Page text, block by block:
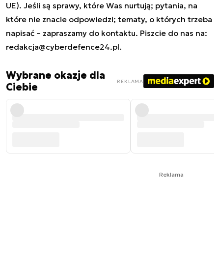
UE). Jeśli są sprawy, które Was nurtują; pytania, na
które nie znacie odpowiedzi; tematy, o których trzeba
napisać – zapraszamy do kontaktu. Piszcie do nas na:
redakcja@cyberdefence24.pl.
Wybrane okazje dla
Ciebie
REKLAMA
Reklama